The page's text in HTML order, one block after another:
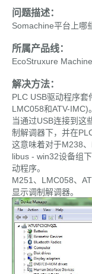
问题描述：
Somachine平台上哪
所属产品线：
EcoStruxure
解决方法：
PLC USB驱动程序套
LMC058和ATV-IMC)。
当通过USB连接到这
制解调器下，并在
这意味着对于M238
libus - win32设备组
动程序。
M251、LMC058、
显示调制解调器。